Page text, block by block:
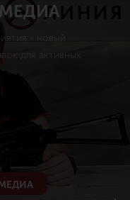
- новый
для активных